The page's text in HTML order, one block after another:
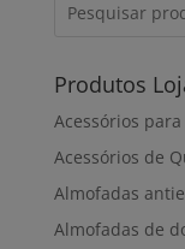
Produtos
Acessórios
Acessórios de
Almofadas
Almofadas de